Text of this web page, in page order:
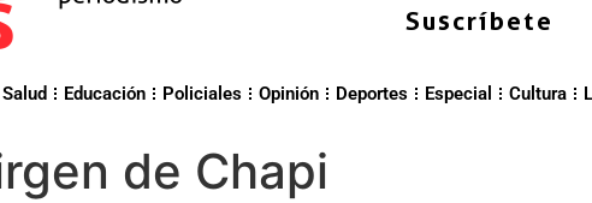
Suscríbete
Salud Educación Policiales Opinión Deportes Especial Cultura
de Chapi